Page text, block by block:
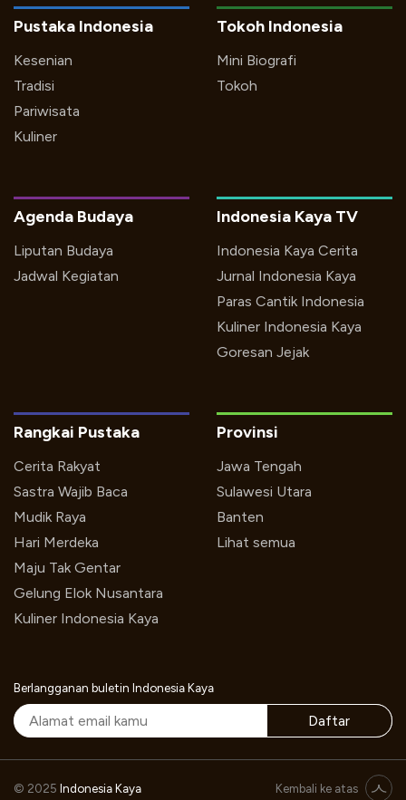
Pustaka Indonesia
Kesenian
Tradisi
Pariwisata
Kuliner
Tokoh Indonesia
Mini Biografi
Tokoh
Indonesia Kaya TV
Indonesia Kaya Cerita
Jurnal Indonesia Kaya
Paras Cantik Indonesia
Kuliner Indonesia Kaya
Goresan Jejak
Agenda Budaya
Liputan Budaya
Jadwal Kegiatan
Rangkai Pustaka
Cerita Rakyat
Sastra Wajib Baca
Mudik Raya
Hari Merdeka
Maju Tak Gentar
Gelung Elok Nusantara
Kuliner Indonesia Kaya
Provinsi
Jawa Tengah
Sulawesi Utara
Banten
Lihat semua
Berlangganan buletin Indonesia Kaya
Daftar
© 2025 Indonesia Kaya Kembali ke atas